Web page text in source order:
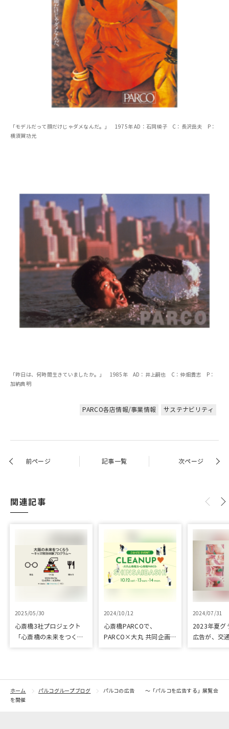
「モデルだって顔だけじゃダメなんだ。」 1975年 AD：石岡瑛子 C：長沢岳夫 P：
横須賀功光
「昨日は、何時間生きていましたか。」 1985年 AD：井上嗣也 C：仲畑貴志 P：
加納典明
PARCO各店情報/事業情報 サステナビリティ
前ページ 記事一覧 次ページ
関連記事
2025/05/30
心斎橋3社プロジェクト
「心斎橋の未来をつくろ
2024/10/12
心斎橋PARCOで、
PARCO×大丸 共同企画
開催！
2024/07/31
2023年夏グ
広告が、交
ホーム パルコグループブログ
パルコの広告 ～「パルコを広告する」展覧会
を開催